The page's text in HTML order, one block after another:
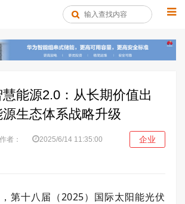
能源2.0：从长期价值出
生态体系战略升级
作者：
2025/6/14 11:35:00
企业
第十八届（2025）国际太阳能光伏